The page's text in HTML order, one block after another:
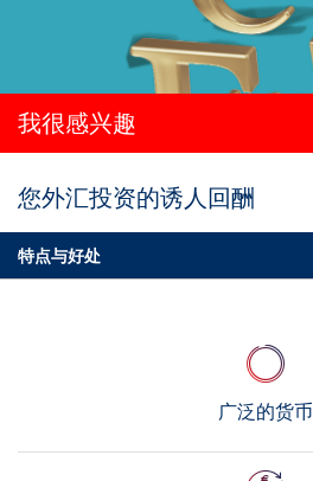
您外汇投资的诱人回酬
我很感兴趣
特点与好处
广泛的货币